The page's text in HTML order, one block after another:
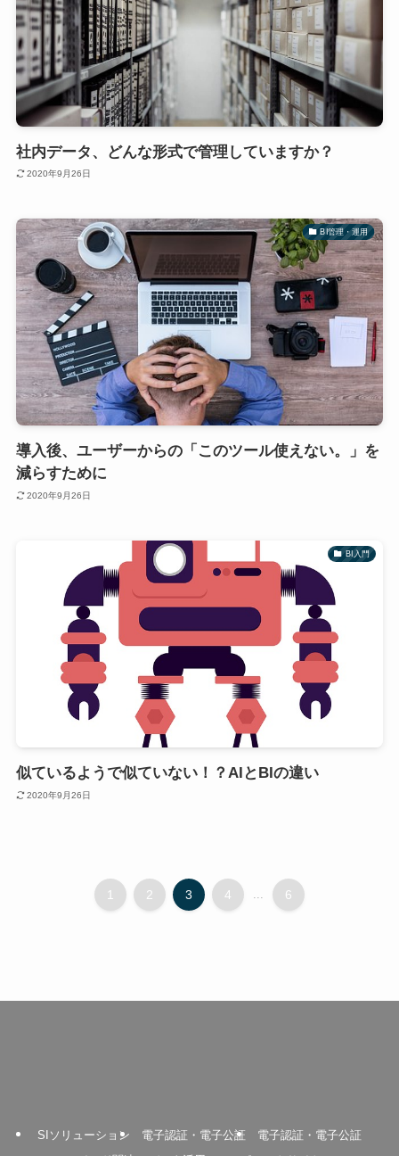
社内データ、どんな形式で管理していますか？
2020年9月26日
BI管理・運用
導入後、ユーザーからの「このツール使えない。」を
減らすために
2020年9月26日
BI入門
似ているようで似ていない！？AIとBIの違い
2020年9月26日
1 2 3 4 ... 6
SIソリューション 電子認証・電子公証
電子認証・電子公証